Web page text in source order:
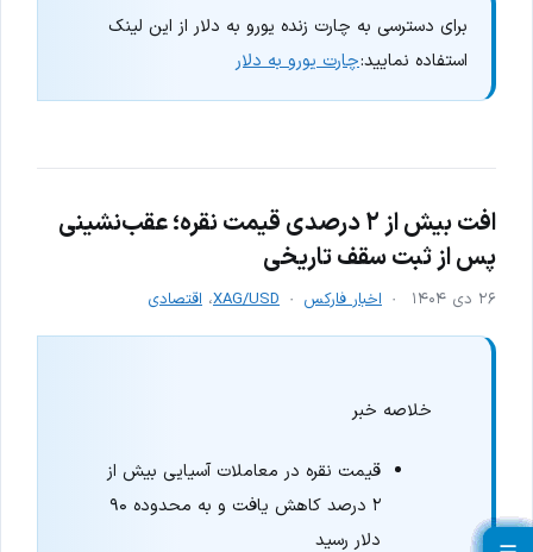
برای دسترسی به چارت زنده یورو به دلار از این لینک
استفاده نمایید:چارت یورو به دلار
افت بیش از ۲ درصدی قیمت نقره؛ عقب‌نشینی
پس از ثبت سقف تاریخی
۲۶ دی ۱۴۰۴ اخبار فارکس XAG/USD، اقتصادی
خلاصه خبر
قیمت نقره در معاملات آسیایی بیش از
۲ درصد کاهش یافت و به محدوده ۹۰
دلار رسید